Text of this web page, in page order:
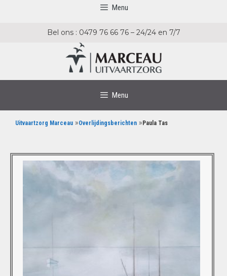
Menu
Bel ons : 0479 76 66 76 – 24/24 en 7/7
Menu
Uitvaartzorg Marceau »Overlijdingsberichten »Paula Tas